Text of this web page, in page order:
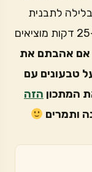
לתבנית
מאפינס מכניסים לתנור לאפיה של 25-30 דקות מוציאים
אם אהבתם את
טבעונים עם
המתכון הזה
ותמרים